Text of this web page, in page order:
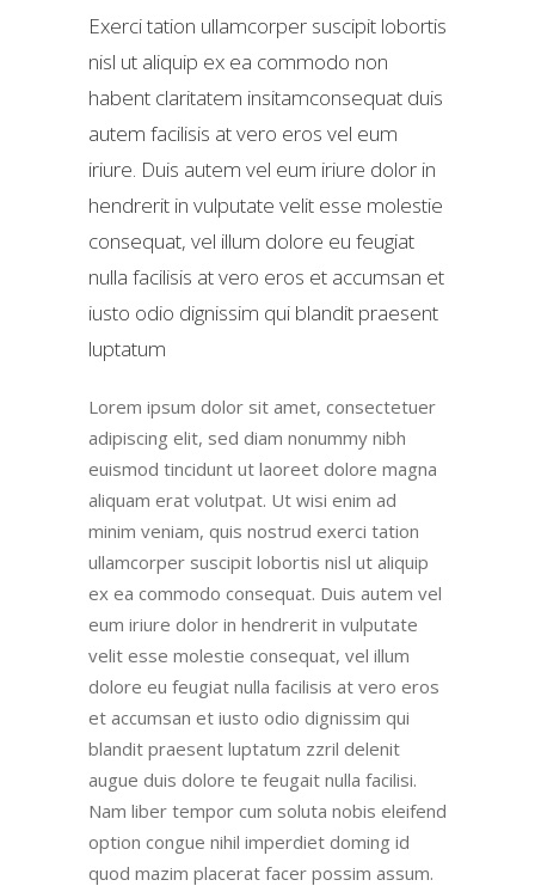
Exerci tation ullamcorper suscipit lobortis
nisl ut aliquip ex ea commodo non
habent claritatem insitamconsequat duis
autem facilisis at vero eros vel eum
iriure. Duis autem vel eum iriure dolor in
hendrerit in vulputate velit esse molestie
consequat, vel illum dolore eu feugiat
nulla facilisis at vero eros et accumsan et
iusto odio dignissim qui blandit praesent
luptatum
Lorem ipsum dolor sit amet, consectetuer
adipiscing elit, sed diam nonummy nibh
euismod tincidunt ut laoreet dolore magna
aliquam erat volutpat. Ut wisi enim ad
minim veniam, quis nostrud exerci tation
ullamcorper suscipit lobortis nisl ut aliquip
ex ea commodo consequat. Duis autem vel
eum iriure dolor in hendrerit in vulputate
velit esse molestie consequat, vel illum
dolore eu feugiat nulla facilisis at vero eros
et accumsan et iusto odio dignissim qui
blandit praesent luptatum zzril delenit
augue duis dolore te feugait nulla facilisi.
Nam liber tempor cum soluta nobis eleifend
option congue nihil imperdiet doming id
quod mazim placerat facer possim assum.